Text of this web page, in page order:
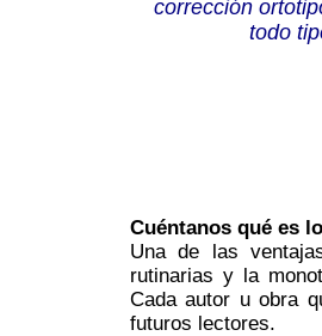
corrección
todo
Cuéntanos qué es
Una de las
rutinarias y la
Cada autor u obra
futuros lectores.